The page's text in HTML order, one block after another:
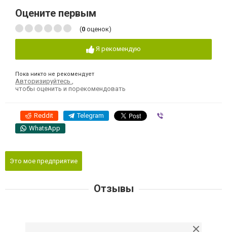
Оцените первым
(0 оценок)
Я рекомендую
Пока никто не рекомендует
Авторизируйтесь
чтобы оценить и порекомендовать
Reddit Telegram
WhatsApp
Это мое предприятие
Отзывы